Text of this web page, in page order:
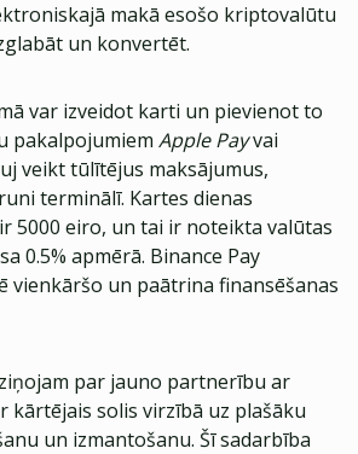
makā esošo kriptovalūtu
un konvertēt.
var izveidot karti un pievienot to
pakalpojumiem Apple Payvai
veikt tūlītējus maksājumus,
terminālī. Kartes dienas
5000 eiro, un tai ir noteikta valūtas
0.5% apmērā. Binance Pay
vienkāršo un paātrina finansēšanas
par jauno partnerību ar
kārtējais solis virzībā uz plašāku
un izmantošanu. Šī sadarbība